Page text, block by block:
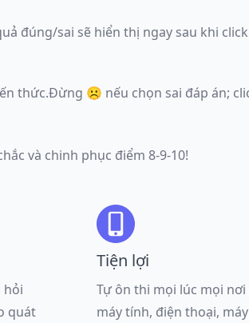
đúng/sai sẽ hiển thị ngay sau khi
thức.Đừng ☹️ nếu chọn sai đáp án;
và chinh phục điểm 8-9-10!
hỏi
quát
Tiện lợi
Tự ôn thi mọi lúc mọi
máy tính, điện thoại,